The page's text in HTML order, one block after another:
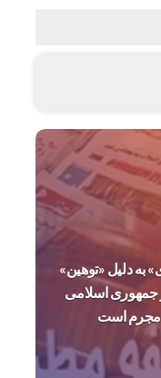
به دلیل «توهین»
جمهوری اسلامی
مجرم است